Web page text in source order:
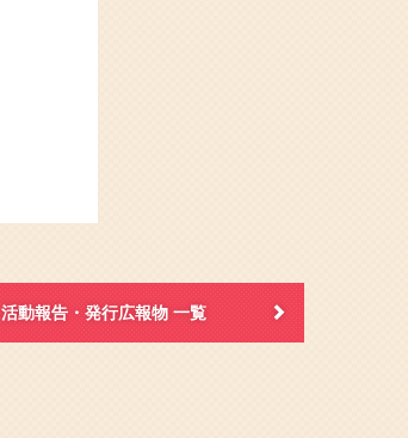
活動報告・発行広報物 一覧